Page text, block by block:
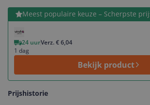
Meest populaire keuze – Scherpste
24 uurVerz. € 6,04
1 dag
Bekijk product
Bekijk product
Prijshistorie